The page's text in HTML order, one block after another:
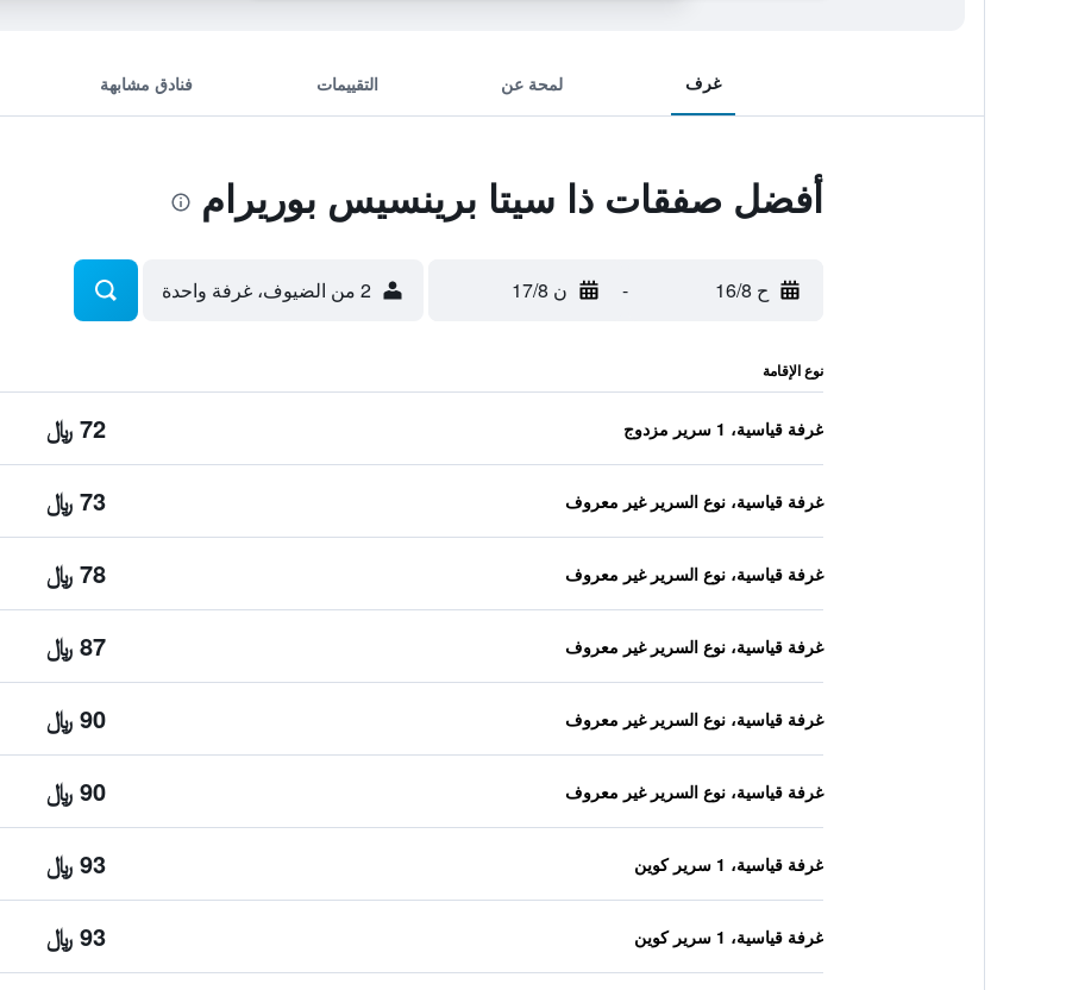
غرف لمحة عن التقييمات فنادق مشابهة
أفضل صفقات ذا سيتا برينسيس بوريرام
ح 16/8 - ن 17/8 2 من الضيوف، غرفة واحدة
نوع الإقامة
غرفة قياسية، 1 سرير مزدوج 72 ﷼
غرفة قياسية، نوع السرير غير معروف 73 ﷼
غرفة قياسية، نوع السرير غير معروف 78 ﷼
غرفة قياسية، نوع السرير غير معروف 87 ﷼
غرفة قياسية، نوع السرير غير معروف 90 ﷼
غرفة قياسية، نوع السرير غير معروف 90 ﷼
غرفة قياسية، 1 سرير كوين 93 ﷼
غرفة قياسية، 1 سرير كوين 93 ﷼